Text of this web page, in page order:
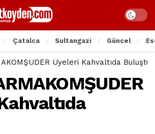
Çatalca Sultangazi Güncel
Üyeleri Kahvaltıda Buluştu